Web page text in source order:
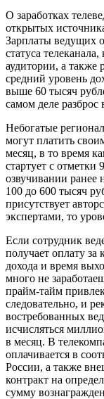
О заработках
открытых
Зарплаты ведущих
статуса
аудитории, а также
средний уровень
выше 60 тысяч
самом деле
Небогатые
могут платить
месяц, в то время
стартует с
озвучивании ранее
100 до 600 тысяч
присутствует
экспертами, то
Если сотрудник
получает оплату
дохода и время
много не
прайм-тайм
следовательно, и
востребованных
исчисляться
в месяц. В
оплачивается в
России, а также
контракт на
сумму